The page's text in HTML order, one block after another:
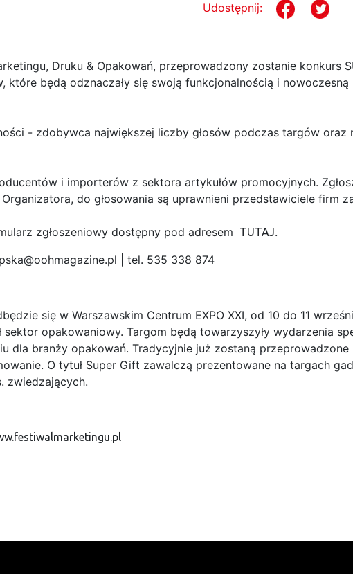
Udostępnij:
Druku & Opakowań, przeprowadzony zostanie konkurs
będą odznaczały się swoją funkcjonalnością i
- zdobywca największej liczby głosów podczas targów oraz
i importerów z sektora artykułów promocyjnych.
do głosowania są uprawnieni przedstawiciele firm
zgłoszeniowy dostępny pod adresem TUTAJ.
| tel. 535 338 874
się w Warszawskim Centrum EXPO XXI, od 10 do 11
opakowaniowy. Targom będą towarzyszyły wydarzenia
dla branży opakowań. Tradycyjnie już zostaną
O tytuł Super Gift zawalczą prezentowane na targach
zwiedzających.